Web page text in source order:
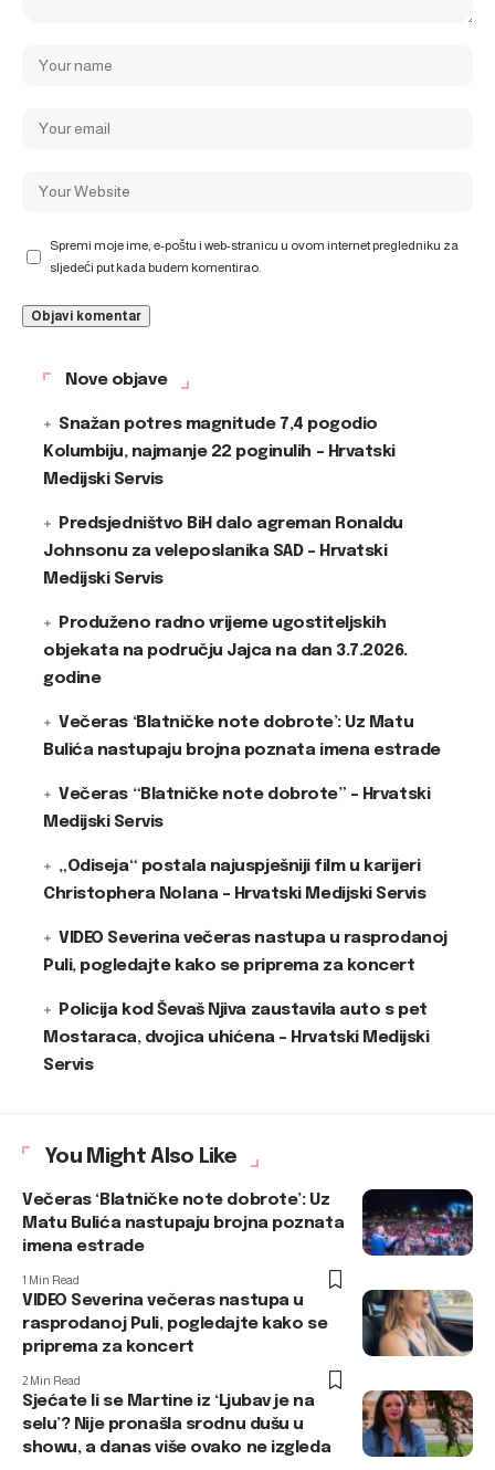
Spremi moje ime, e-poštu i web-stranicu u ovom internet pregledniku za
sljedeći put kada budem komentirao.
Nove objave
Snažan potres magnitude 7,4 pogodio
Kolumbiju, najmanje 22 poginulih – Hrvatski
Medijski Servis
Predsjedništvo BiH dalo agreman Ronaldu
Johnsonu za veleposlanika SAD – Hrvatski
Medijski Servis
Produženo radno vrijeme ugostiteljskih
objekata na području Jajca na dan 3.7.2026.
godine
Večeras ‘Blatničke note dobrote’: Uz Matu
Bulića nastupaju brojna poznata imena estrade
Večeras “Blatničke note dobrote” – Hrvatski
Medijski Servis
„Odiseja“ postala najuspješniji film u karijeri
Christophera Nolana – Hrvatski Medijski Servis
VIDEO Severina večeras nastupa u rasprodanoj
Puli, pogledajte kako se priprema za koncert
Policija kod Ševaš Njiva zaustavila auto s pet
Mostaraca, dvojica uhićena – Hrvatski Medijski
Servis
You Might Also Like
Večeras ‘Blatničke note dobrote’: Uz
Matu Bulića nastupaju brojna poznata
imena estrade
1 Min Read
VIDEO Severina večeras nastupa u
rasprodanoj Puli, pogledajte kako se
priprema za koncert
2 Min Read
Sjećate li se Martine iz ‘Ljubav je na
selu’? Nije pronašla srodnu dušu u
showu, a danas više ovako ne izgleda